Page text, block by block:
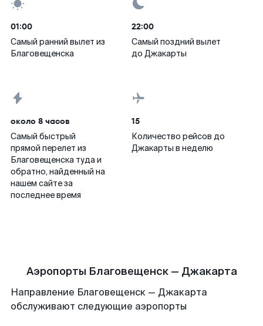
01:00
Самый ранний вылет из
Благовещенска
22:00
Самый поздний вылет
до Джакарты
около 8 часов
Самый быстрый
прямой перелет из
Благовещенска туда и
обратно, найденный на
нашем сайте за
последнее время
15
Количество рейсов до
Джакарты в неделю
Аэропорты Благовещенск — Джакарта
Направление Благовещенск — Джакарта
обслуживают следующие аэропорты